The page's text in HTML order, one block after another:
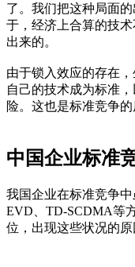
了。我们把这种局面
于，经济上合算的技
出来的。
由于锁入效应的存在
自己的技术成为标准
险。这也是标准竞争的
中国企业标准
我国企业在标准竞争
EVD、TD-SCDMA等
位，出现这些状况的原